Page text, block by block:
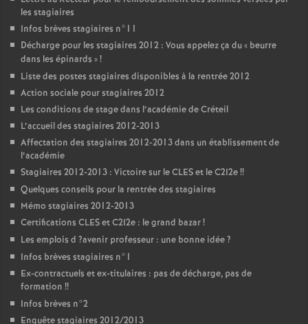
les stagiaires
Infos brèves stagiaires n°11
Décharge pour les stagiaires 2012 : Vous appelez ça du « beurre
dans les épinards »!
Liste des postes stagiaires disponibles à la rentrée 2012
Action sociale pour stagiaires 2012
Les conditions de stage dans l’académie de Créteil
L’accueil des stagiaires 2012-2013
Affectation des stagiaires 2012-2013 dans un établissement de
l’académie
Stagiaires 2012-2013 : Victoire sur leCLESet le C2I2e!!
Quelques conseils pour la rentrée des stagiaires
Mémo stagiaires 2012-2013
Certifications CLESet C2I2e : le grand bazar!
Les emplois d ?avenir professeur : une bonne idée?
Infos brèves stagiaires n°1
Ex-contractuels et ex-titulaires : pas de décharge, pas de
formation !!
Infos brèves n°2
Enquête stagiaires 2012/2013